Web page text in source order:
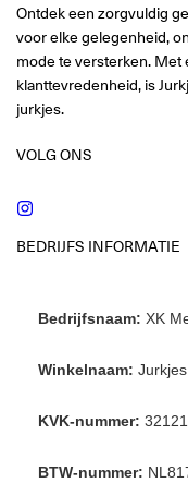
Ontdek een zorgvuldig
voor elke gelegenheid,
mode te versterken. Met
klanttevredenheid, is
jurkjes.
VOLG ONS
BEDRIJFS INFORMATIE
Bedrijfsnaam: XK
Winkelnaam:
KVK-nummer:
BTW-nummer: